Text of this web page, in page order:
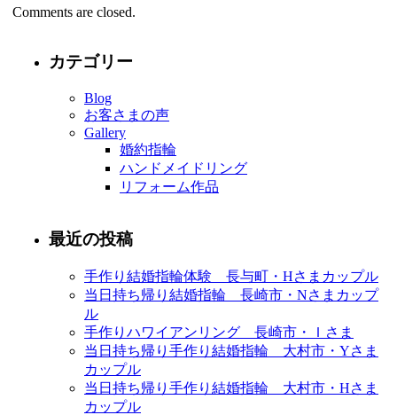
Comments are closed.
カテゴリー
Blog
お客さまの声
Gallery
婚約指輪
ハンドメイドリング
リフォーム作品
最近の投稿
手作り結婚指輪体験 長与町・Hさまカップル
当日持ち帰り結婚指輪 長崎市・Nさまカップ
ル
手作りハワイアンリング 長崎市・Ｉさま
当日持ち帰り手作り結婚指輪 大村市・Yさま
カップル
当日持ち帰り手作り結婚指輪 大村市・Hさま
カップル